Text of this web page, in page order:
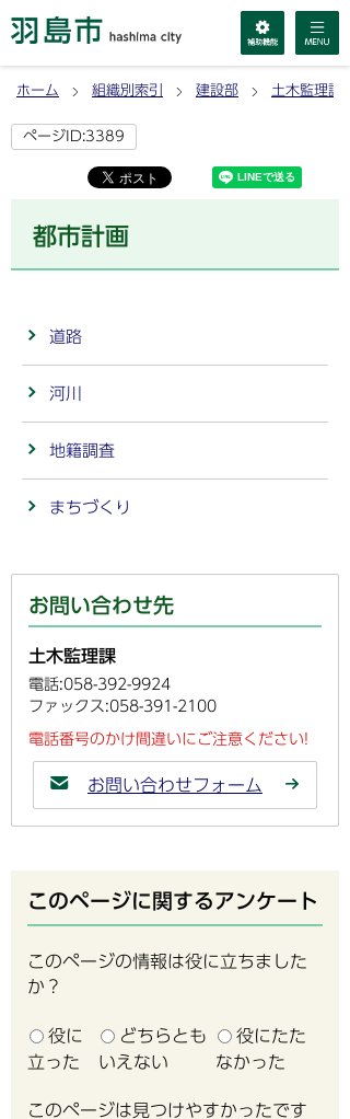
ホーム 組織別索引 建設部 土木監理課
ページID:3389
都市計画
道路
河川
地籍調査
まちづくり
お問い合わせ先
土木監理課
電話:058-392-9924
ファックス:058-391-2100
電話番号のかけ間違いにご注意ください!
お問い合わせフォーム
このページに関するアンケート
このページの情報は役に立ちました
か？
役に
立った
どちらとも
いえない
役にたた
なかった
このページは見つけやすかったです